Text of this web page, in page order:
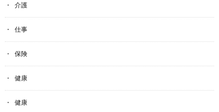
介護
仕事
保険
健康
健康